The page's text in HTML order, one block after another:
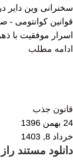
سخنرانی وین دایر
قوانین کوانتومی -
اسرار موفقیت با
ادامه مطلب
قانون جذب
24 بهمن 1396
خرداد 8, 1403
دانلود مستند راز The Secret